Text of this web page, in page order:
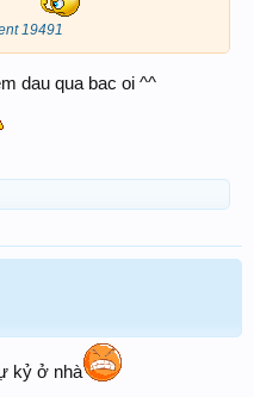
19491
dau qua bac oi ^^
kỷ ở nhà